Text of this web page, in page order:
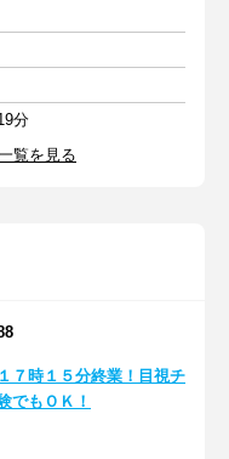
分
覧を見る
７時１５分終業！目視チ
でもＯＫ！